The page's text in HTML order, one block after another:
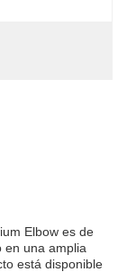
Elbow es de
en una amplia
está disponible